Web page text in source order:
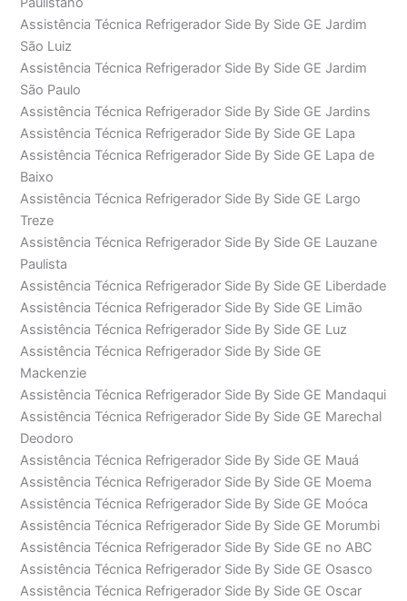
Assistência Técnica Refrigerador Side By Side GE Jardim
São Luiz
Assistência Técnica Refrigerador Side By Side GE Jardim
São Paulo
Assistência Técnica Refrigerador Side By Side GE Jardins
Assistência Técnica Refrigerador Side By Side GE Lapa
Assistência Técnica Refrigerador Side By Side GE Lapa de
Baixo
Assistência Técnica Refrigerador Side By Side GE Largo
Treze
Assistência Técnica Refrigerador Side By Side GE Lauzane
Paulista
Assistência Técnica Refrigerador Side By Side GE Liberdade
Assistência Técnica Refrigerador Side By Side GE Limão
Assistência Técnica Refrigerador Side By Side GE Luz
Assistência Técnica Refrigerador Side By Side GE
Mackenzie
Assistência Técnica Refrigerador Side By Side GE Mandaqui
Assistência Técnica Refrigerador Side By Side GE Marechal
Deodoro
Assistência Técnica Refrigerador Side By Side GE Mauá
Assistência Técnica Refrigerador Side By Side GE Moema
Assistência Técnica Refrigerador Side By Side GE Moóca
Assistência Técnica Refrigerador Side By Side GE Morumbi
Assistência Técnica Refrigerador Side By Side GE no ABC
Assistência Técnica Refrigerador Side By Side GE Osasco
Assistência Técnica Refrigerador Side By Side GE Oscar